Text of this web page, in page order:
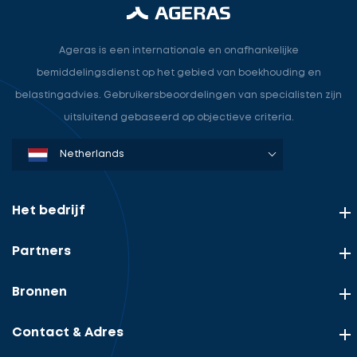
Ageras is een internationale en onafhankelijke
bemiddelingsdienst op het gebied van boekhouding en
belastingadvies. Gebruikersbeoordelingen van specialisten zijn
uitsluitend gebaseerd op objectieve criteria.
Denmark
Sweden
Norway
Netherlands
Germany
USA
Het bedrijf
Partners
Bronnen
Contact & Adres